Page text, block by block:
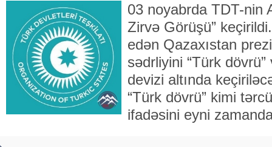
03 noyabrda TDT-nin
Zirvə Görüşü”
edən Qazaxıstan
sədrliyini “Türk
devizi altında
“Türk dövrü” kimi
ifadəsini eyni